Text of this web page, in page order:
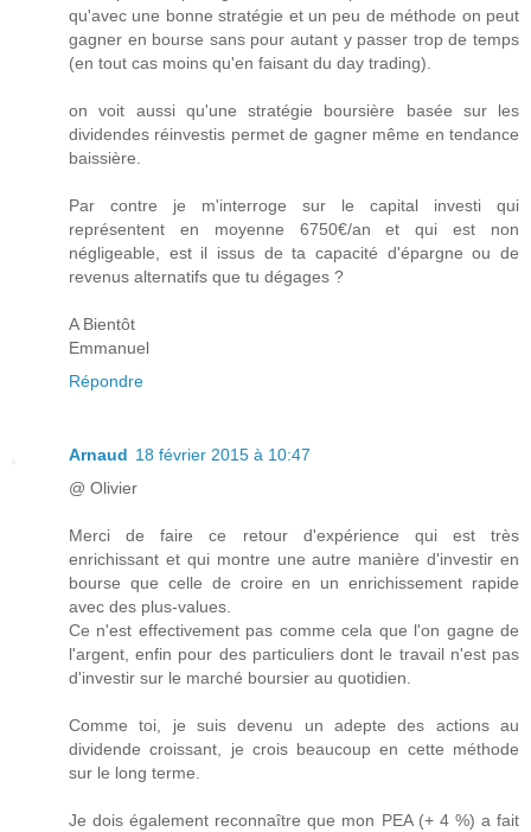
qu'avec une bonne stratégie et un peu de méthode on peut
gagner en bourse sans pour autant y passer trop de temps
(en tout cas moins qu'en faisant du day trading).
on voit aussi qu'une stratégie boursière basée sur les
dividendes réinvestis permet de gagner même en tendance
baissière.
Par contre je m'interroge sur le capital investi qui
représentent en moyenne 6750€/an et qui est non
négligeable, est il issus de ta capacité d'épargne ou de
revenus alternatifs que tu dégages ?
A Bientôt
Emmanuel
Répondre
Arnaud 18 février 2015 à 10:47
@ Olivier
Merci de faire ce retour d'expérience qui est très
enrichissant et qui montre une autre manière d'investir en
bourse que celle de croire en un enrichissement rapide
avec des plus-values.
Ce n'est effectivement pas comme cela que l'on gagne de
l'argent, enfin pour des particuliers dont le travail n'est pas
d'investir sur le marché boursier au quotidien.
Comme toi, je suis devenu un adepte des actions au
dividende croissant, je crois beaucoup en cette méthode
sur le long terme.
Je dois également reconnaître que mon PEA (+ 4 %) a fait